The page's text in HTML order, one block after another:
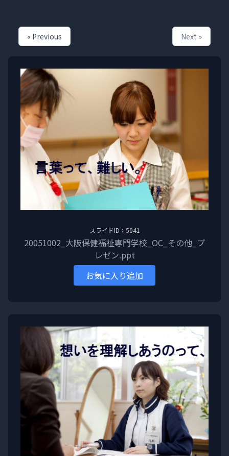
« Previous Next »
スライドID：5041
20051002_大阪保健福祉専門学校_OC_その他_プ
レゼン.ppt
お気に入り追加